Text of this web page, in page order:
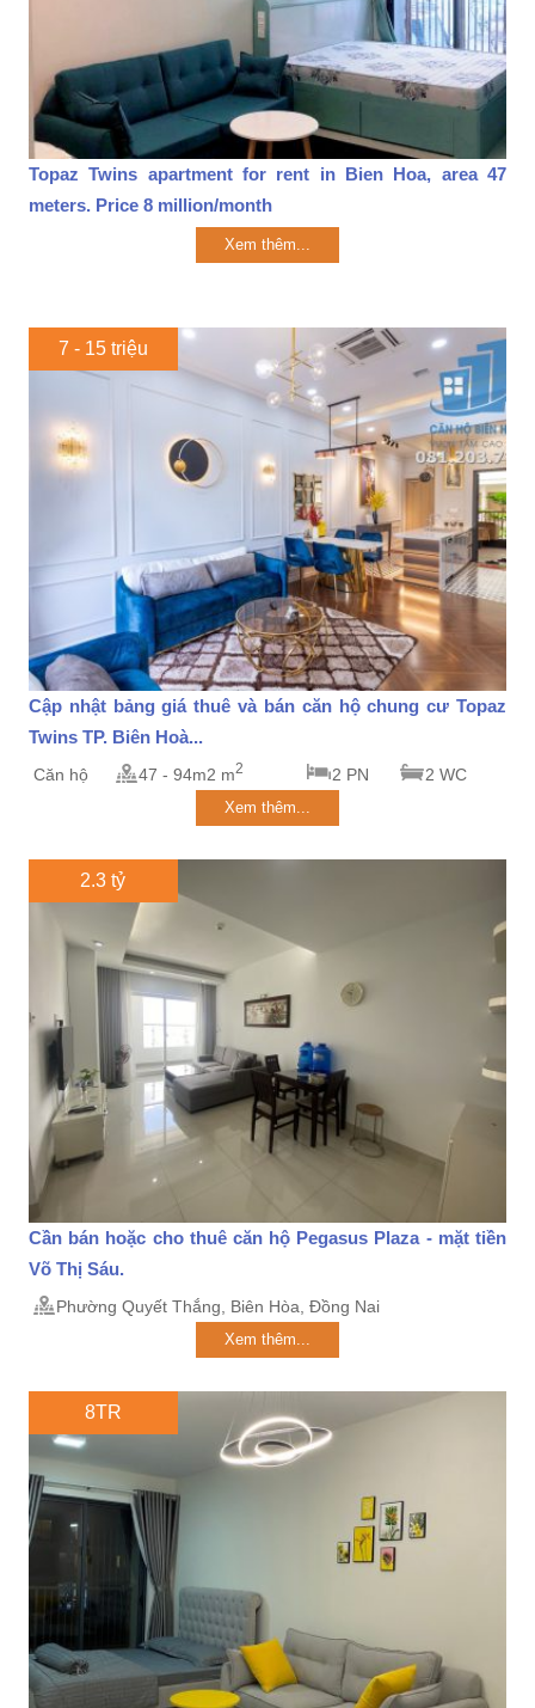
Topaz Twins apartment for rent in Bien Hoa, area 47
meters. Price 8 million/month
Xem thêm...
7 - 15 triệu
Cập nhật bảng giá thuê và bán căn hộ chung cư Topaz
Twins TP. Biên Hoà...
Căn hộ 47 - 94m2 m2 2 PN 2 WC
Xem thêm...
2.3 tỷ
Cần bán hoặc cho thuê căn hộ Pegasus Plaza - mặt tiền
Võ Thị Sáu.
Phường Quyết Thắng, Biên Hòa, Đồng Nai
Xem thêm...
8TR